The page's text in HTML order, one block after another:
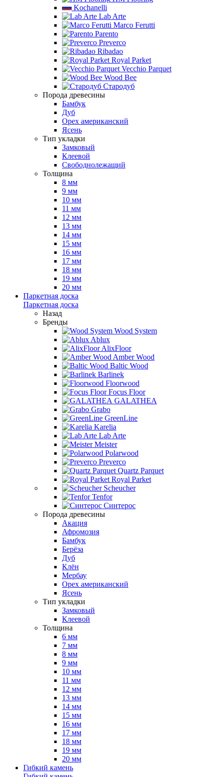
Kochanelli
Lab Arte
Marco Ferutti
Parento
Preverco
Ribadao
Royal Parket
Vecchio Parquet
Wood Bee
Стародуб
Порода древесины
Бамбук
Дуб
Орех американский
Ясень
Тип укладки
Замковый
Клеевой
Свободнолежащий
Толщина
8 мм
9 мм
10 мм
11 мм
12 мм
13 мм
14 мм
15 мм
16 мм
17 мм
18 мм
19 мм
20 мм
Паркетная доска
Паркетная доска
Назад
Бренды
Wood System
Ablux
AlixFloor
Amber Wood
Baltic Wood
Barlinek
Floorwood
Focus Floor
GALATHEA
Grabo
GreenLine
Karelia
Lab Arte
Meister
Polarwood
Preverco
Quartz Parquet
Royal Parket
Scheucher
Tenfor
Синтерос
Порода древесины
Акация
Афромозия
Бамбук
Берёза
Дуб
Клён
Мербау
Орех американский
Ясень
Тип укладки
Замковый
Клеевой
Толщина
6 мм
7 мм
8 мм
9 мм
10 мм
11 мм
12 мм
13 мм
14 мм
15 мм
16 мм
17 мм
18 мм
19 мм
20 мм
Гибкий камень